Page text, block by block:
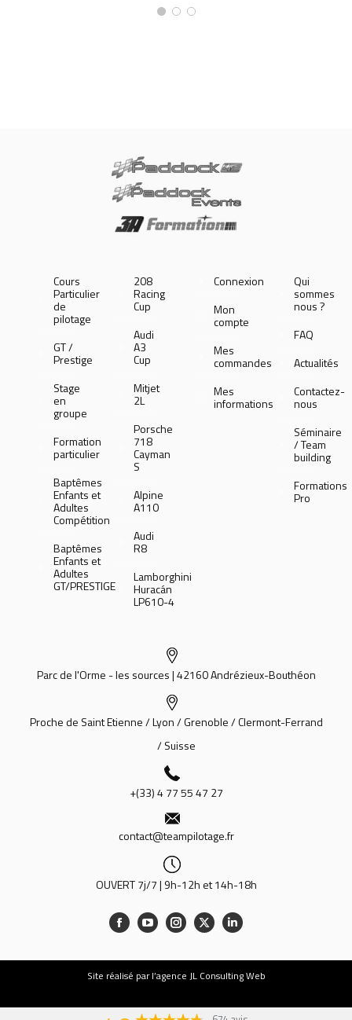
Cours
Particulier
de
pilotage
GT /
Prestige
Stage
en
groupe
Formation
particulier
Baptêmes
Enfants et
Adultes
Compétition
Baptêmes
Enfants et
Adultes
GT/PRESTIGE
208
Racing
Cup
Audi
A3
Cup
Mitjet
2L
Porsche
718
Cayman
S
Alpine
A110
Audi
R8
Lamborghini
Huracán
LP610-4
Connexion
Mon
compte
Mes
commandes
Mes
informations
Qui
sommes
nous ?
FAQ
Actualités
Contactez-
nous
Séminaire
/ Team
building
Formations
Pro
Parc de l'Orme - les sources | 42160 Andrézieux-Bouthéon
Proche de Saint Etienne / Lyon / Grenoble / Clermont-Ferrand
/ Suisse
+(33) 4 77 55 47 27
contact@teampilotage.fr
OUVERT 7j/7 | 9h-12h et 14h-18h
Site réalisé par l’agence JL Consulting Web